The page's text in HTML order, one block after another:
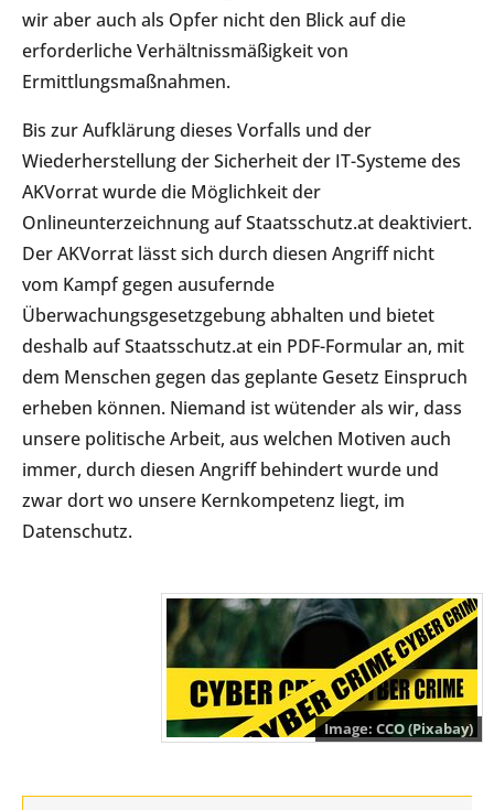
wir aber auch als Opfer nicht den Blick auf die
erforderliche Verhältnissmäßigkeit von
Ermittlungsmaßnahmen.
Bis zur Aufklärung dieses Vorfalls und der
Wiederherstellung der Sicherheit der IT-Systeme des
AKVorrat wurde die Möglichkeit der
Onlineunterzeichnung auf Staatsschutz.at deaktiviert.
Der AKVorrat lässt sich durch diesen Angriff nicht
vom Kampf gegen ausufernde
Überwachungsgesetzgebung abhalten und bietet
deshalb auf Staatsschutz.at ein PDF-Formular an, mit
dem Menschen gegen das geplante Gesetz Einspruch
erheben können. Niemand ist wütender als wir, dass
unsere politische Arbeit, aus welchen Motiven auch
immer, durch diesen Angriff behindert wurde und
zwar dort wo unsere Kernkompetenz liegt, im
Datenschutz.
CCO (Pixabay)